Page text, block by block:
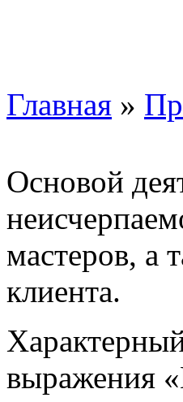
Главная »
Основой
мастеров, а
клиента.
выражения